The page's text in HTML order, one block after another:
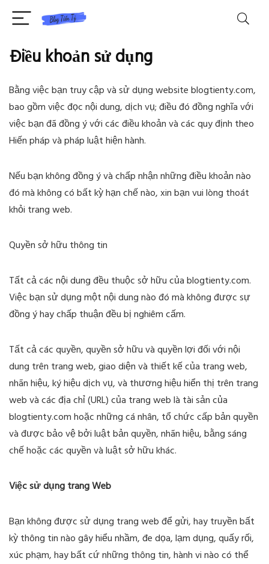
Điều khoản sử dụng
Bằng việc bạn truy cập và sử dụng website blogtienty.com,
bao gồm việc đọc nội dung, dịch vụ; điều đó đồng nghĩa với
việc bạn đã đồng ý với các điều khoản và các quy định theo
Hiến pháp và pháp luật hiện hành.
Nếu bạn không đồng ý và chấp nhận những điều khoản nào
đó mà không có bất kỳ hạn chế nào, xin bạn vui lòng thoát
khỏi trang web.
Quyền sở hữu thông tin
Tất cả các nội dung đều thuộc sở hữu của blogtienty.com.
Việc bạn sử dụng một nội dung nào đó mà không được sự
đồng ý hay chấp thuận đều bị nghiêm cấm.
Tất cả các quyền, quyền sở hữu và quyền lợi đối với nội
dung trên trang web, giao diện và thiết kế của trang web,
nhãn hiệu, ký hiệu dịch vụ, và thương hiệu hiển thị trên trang
web và các địa chỉ (URL) của trang web là tài sản của
blogtienty.com hoặc những cá nhân, tổ chức cấp bản quyền
và được bảo vệ bởi luật bản quyền, nhãn hiệu, bằng sáng
chế hoặc các quyền và luật sở hữu khác.
Việc sử dụng trang Web
Bạn không được sử dụng trang web để gửi, hay truyền bất
kỳ thông tin nào gây hiểu nhầm, đe dọa, lạm dụng, quấy rối,
xúc phạm, hay bất cứ những thông tin, hành vi nào có thể